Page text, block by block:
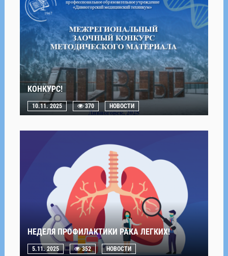
КОНКУРС!
10.11. 2025 370 НОВОСТИ
НЕДЕЛЯ ПРОФИЛАКТИКИ РАКА ЛЕГКИХ!
5.11. 2025 352 НОВОСТИ